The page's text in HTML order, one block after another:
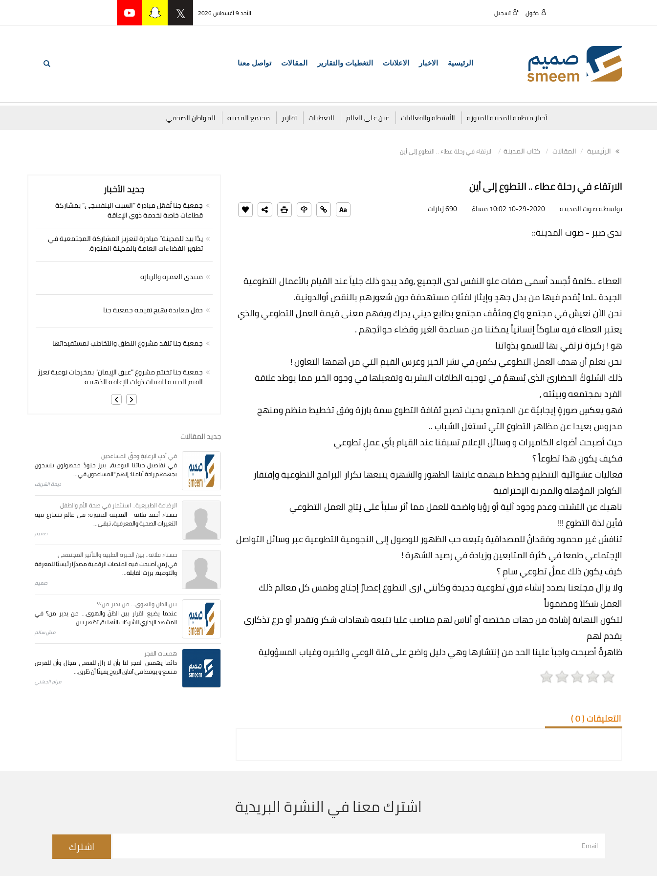
الأحد 9 أغسطس 2026 دخول تسجيل
الرئيسية الاخبار الاعلانات التغطيات والتقارير المقالات تواصل معنا
أخبار منطقة المدينة المنورة الأنشطة والفعاليات عين على العالم التغطيات تقارير مجتمع المدينة المواطن الصحفي
الرئيسية المقالات كتاب المدينة الارتقاء في رحلة عطاء .. التطوع إلى أين
الارتقاء في رحلة عطاء .. التطوع إلى أين
بواسطة صوت المدينة 10-29-2020 10:02 مساءً 690 زيارات
ندى صبر - صوت المدينة::
العطاء ..كلمة تُجسد أسمى صفات علو النفس لدى الجميع ،وقد يبدو ذلك جلياً عند القيام بالأعمال التطوعية
الجيدة ..لما يُقدم فيها من بذل جهدٍ وإيثار لفئاتٍ مستهدفة دون شعورهم بالنقص أوالدونية.
نحن الآن نعيش في مجتمع واع ٍومثقّف مجتمع بطابع ديني يدرك ويفهم معنى قيمة العمل التطوعي والذي
يعتبر العطاء فيه سلوكاً إنسانياً يمكننا من مساعدة الغير وقضاء حوائجهم .
هو ! ركيزة نرتقي بها للسمو بذواتنا
نحن نعلم أن هدف العمل التطوعي يكمن في نشر الخير وغرس القيم التي من أهمها التعاون !
ذلك السّلوكٌ الحضاريّ الذي يُسهمُ في توجيه الطاقات البشرية وتفعيلها في وجوه الخير مما يوطد علاقة
الفرد بمجتمعه وبيئته ،
فهو يعكسِ صورةٍ إيجابيّة عن المجتمع بحيث تصبح ثقافة التطوع سمة بارزة وفق تخطيط منظم ومنهج
مدروس بعيدا عن مظاهر التطوع التي تستغل الشباب ..
حيث أصبحت أضواء الكاميرات و وسائل الإعلام تسبقنا عند القيام بأي عملٍ تطوعي
فكيف يكون هذا تطوعاً ؟
‏‏فعاليات عشوائية التنظيم وخطط مبهمه غايتها الظهور والشهرة يتبعها تكرار البرامج التطوعية وإفتقار
الكوادر المؤهلة والمدربة الإحترافية
ناهيك عن التشتت وعدم وجود آلية أو رؤيا واضحة للعمل مما أثر سلباً على نِتاج العمل التطوعي
‏فأين لذة التطوع !!!
تنافسٌ غير محمود وفقدانٌ للمصداقية يتبعه حب الظهور للوصول إلى النجومية التطوعية عبر وسائل التواصل
الإجتماعي طمعا في كثرة المتابعين وزيادة في رصيد الشهرة !
كيف يكون ذلك عملٌ تطوعي سامٍ ؟
ولا يزال مجتعنا بصدد إنشاء فرق تطوعية جديدة وكأنني ارى التطوع إعصارٌ إجتاح وطمس كل معالم ذلك
العمل شكلاً ومضموناً
لتكون النهاية إشادة من جهات مختصه أو أناس لهم مناصب عليا تتبعه شهادات شكر وتقدير أو درع تذكاري
يقدم لهم
ظاهرةٌ أصبحت واجباً علينا الحد من إنتشارها وهي دليل واضح على قلة الوعي والخبره وغياب المسؤولية
جديد الأخبار
جمعية جنا تُفعّل مبادرة “السبت البنفسجي” بمشاركة
قطاعات خاصة لخدمة ذوي الإعاقة
يدًا بيد للمدينة” مبادرة لتعزيز المشاركة المجتمعية في
تطوير الفضاءات العامة بالمدينة المنورة.
منتدى العمرة والزيارة
حفل معايدة بهيج تقيمه جمعية جنا
جمعية جنا تنفذ مشروع النطق والتخاطب لمستفيداتها
جمعية جنا تختتم مشروع "عبق الإيمان" بمخرجات نوعية تعزز
القيم الدينية للفتيات ذوات الإعاقة الذهنية
جديد المقالات
في أدبِ الرعايةِ وحقِّ المساعدين
في تفاصيل حياتنا اليومية، يبرز جنودٌ مجهولون ينسجون
بجهدهم راحة أيامنا؛ إنهم "المساعدون في...
ديمة الشريف
الرضاعة الطبيعية.. استثمار في صحة الأم والطفل
حسناء أحمد فلاتة - المدينة المنورة: في عالم تتسارع فيه
التغيرات الصحية والمعرفية، تبقى...
صميم
حسناء فلاتة.. بين الخبرة الطبية والتأثير المجتمعي
في زمنٍ أصبحت فيه المنصات الرقمية مصدرًا رئيسيًا للمعرفة
والتوعية، برزت القابلة...
صميم
بين الظن والهوى... من يدير من؟؟
عندما يضيع القرار بين الظنّ والهوى… من يدير من؟ في
المشهد الإداري للشركات الأهلية، تظهر بين...
منال سالم
همسات الفجر
دائما يهمس الفجر لنا بأن لا زال للسعي مجال وأن للفرص
متسع و يوقظ في آفاق الروح يقينًا أن طُرق...
مرام الجهني
التعليقات (0
)
اشترك معنا في النشرة البريدية
اشترك